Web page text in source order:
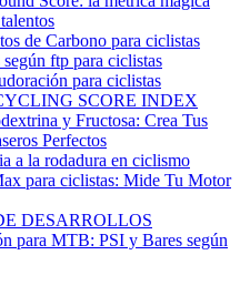
de Carbono para ciclistas
ftp para ciclistas
para ciclistas
SCORE INDEX
y Fructosa: Crea Tus
Perfectos
a la rodadura en ciclismo
para ciclistas: Mide Tu Motor
DESARROLLOS
para MTB: PSI y Bares según